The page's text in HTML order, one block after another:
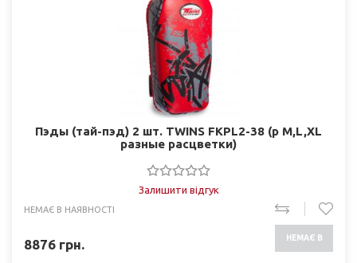
Пэды (тай-пэд) 2 шт. TWINS FKPL2-38 (р M,L,XL
разные раcцветки)
Залишити відгук
НЕМАЄ В НАЯВНОСТІ
8876 грн. НЕМАЄ В